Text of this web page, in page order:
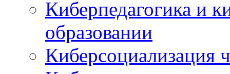
Киберпедагогика и
образовании
Киберсоциализация